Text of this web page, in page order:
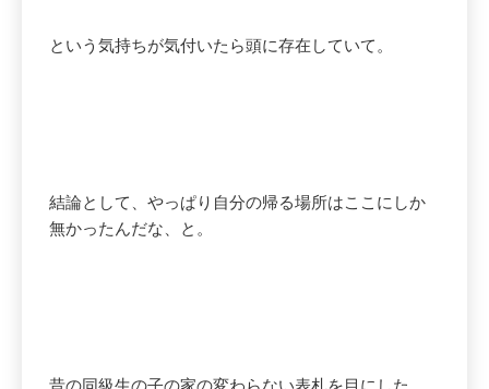
という気持ちが気付いたら頭に存在していて。
結論として、やっぱり自分の帰る場所はここにしか
無かったんだな、と。
昔の同級生の子の家の変わらない表札を目にした